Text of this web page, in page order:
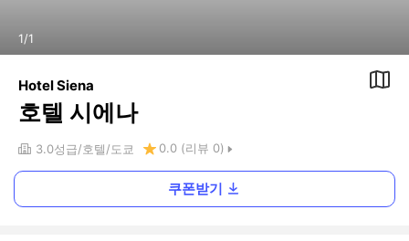
1/1
Hotel Siena
호텔 시에나
3.0성급 호텔 도쿄 0.0 (리뷰 0)
쿠폰받기